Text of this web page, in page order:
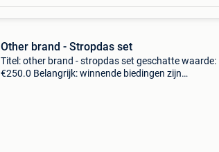
Other brand - Stropdas set
Titel: other brand - stropdas set geschatte waarde:
€250.0 Belangrijk: winnende biedingen zijn